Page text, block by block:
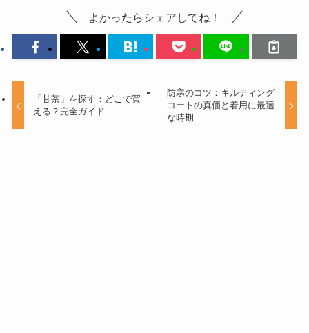
よかったらシェアしてね！
「甘茶」を探す：どこで買
える？完全ガイド
防寒のコツ：キルティング
コートの真価と着用に最適
な時期